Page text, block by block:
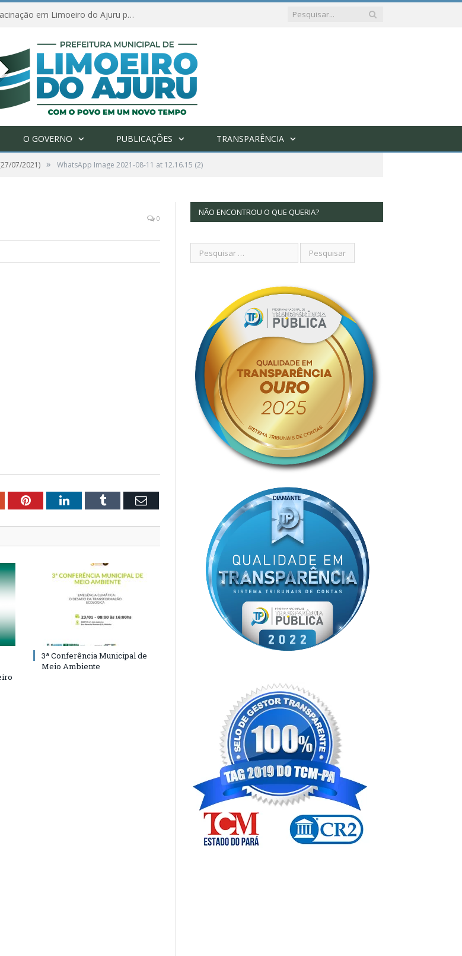
Amanhã começa nova etapa de vacinação em Limoeiro do Ajuru para idosos com 65 ou mais
O GOVERNO PUBLICAÇÕES TRANSPARÊNCIA
07/2021) » WhatsApp Image 2021-08-11 at 12.16.15 (2)
0
PinterestLinkedInTumblr Email
3ª Conferência Municipal de
Meio Ambiente
NÃO ENCONTROU O QUE QUERIA?